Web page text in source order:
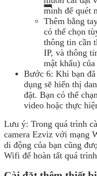
mình để quét
Thêm bằng
có thể chọn
thông tin cần
IP, và thông
mật khẩu) của
Bước 6: Khi bạn đã
dụng sẽ hiển thị
đặt. Bạn có thể
video hoặc thực
Lưu ý: Trong quá trình
camera Ezviz với mạng
di động của bạn cũng
Wifi để hoàn tất quá